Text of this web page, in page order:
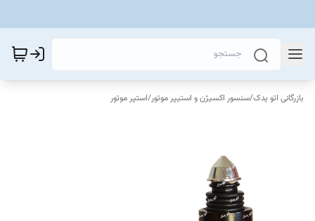
بازرگانی اتو یدک/سنسور اکسیژن و استیپر موتور/استپر موتور